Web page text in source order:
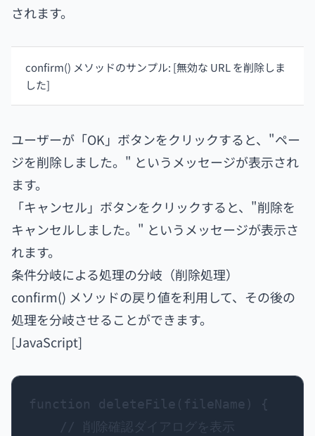
されます。
confirm() メソッドのサンプル: [無効な URL を削除しま
した]
ユーザーが「OK」ボタンをクリックすると、"ペー
ジを削除しました。" というメッセージが表示され
ます。
「キャンセル」ボタンをクリックすると、"削除を
キャンセルしました。" というメッセージが表示さ
れます。
条件分岐による処理の分岐（削除処理）
confirm() メソッドの戻り値を利用して、その後の
処理を分岐させることができます。
[JavaScript]
function deleteFile(fileName) {
    // 削除確認ダイアログを表示